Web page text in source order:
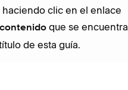
clic en el enlace
que se encuentra
de esta guía.